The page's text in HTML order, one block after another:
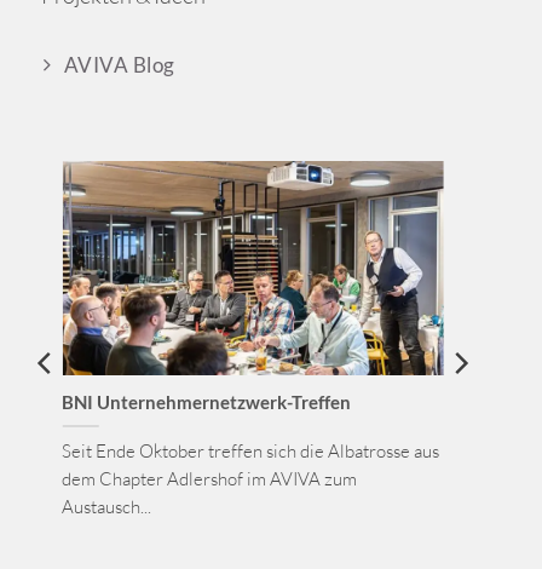
AVIVA Blog
BNI Unternehmernetzwerk-Treffen
Seit Ende Oktober treffen sich die Albatrosse aus
dem Chapter Adlershof im AVIVA zum
Austausch...